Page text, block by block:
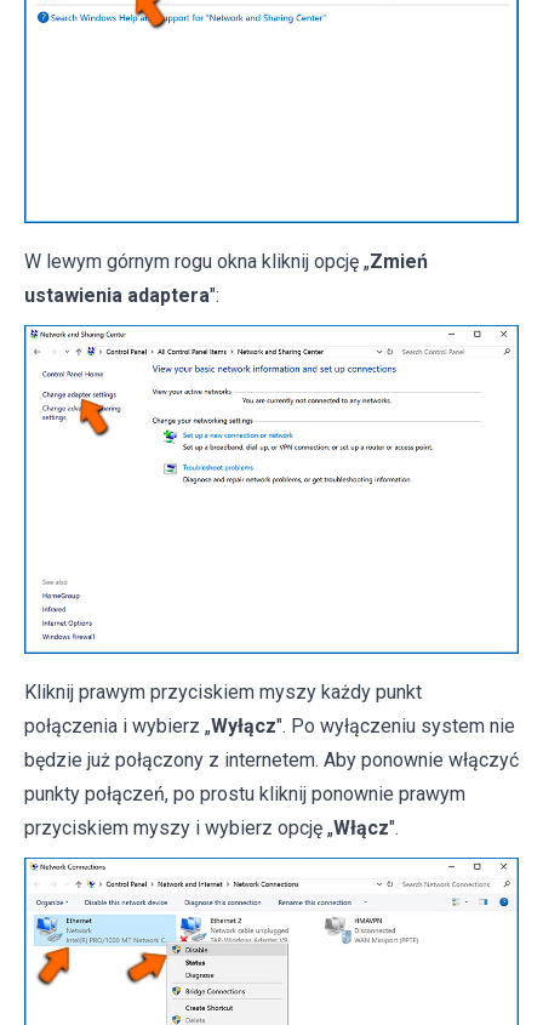
W lewym górnym rogu okna kliknij opcję „Zmień
ustawienia adaptera":
Kliknij prawym przyciskiem myszy każdy punkt
połączenia i wybierz „Wyłącz". Po wyłączeniu system nie
będzie już połączony z internetem. Aby ponownie włączyć
punkty połączeń, po prostu kliknij ponownie prawym
przyciskiem myszy i wybierz opcję „Włącz".